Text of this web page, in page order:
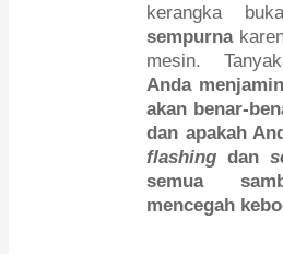
kerangka
sempurna
mesin.
Anda
akan benar-
dan apakah
flashing dan
semua
mencegah